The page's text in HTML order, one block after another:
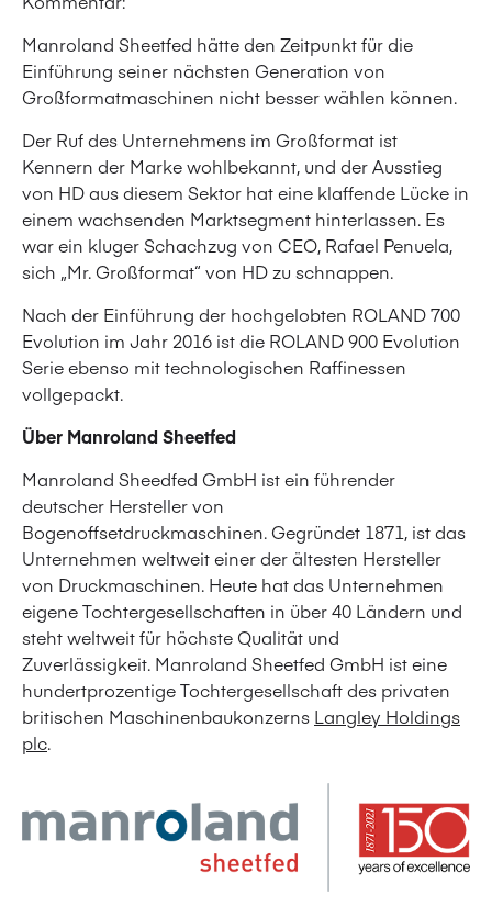
Manroland Sheetfed hätte den Zeitpunkt für die
Einführung seiner nächsten Generation von
Großformatmaschinen nicht besser wählen können.
Der Ruf des Unternehmens im Großformat ist
Kennern der Marke wohlbekannt, und der Ausstieg
von HD aus diesem Sektor hat eine klaffende Lücke in
einem wachsenden Marktsegment hinterlassen. Es
war ein kluger Schachzug von CEO, Rafael Penuela,
sich „Mr. Großformat“ von HD zu schnappen.
Nach der Einführung der hochgelobten ROLAND 700
Evolution im Jahr 2016 ist die ROLAND 900 Evolution
Serie ebenso mit technologischen Raffinessen
vollgepackt.
Über Manroland Sheetfed
Manroland Sheedfed GmbH ist ein führender
deutscher Hersteller von
Bogenoffsetdruckmaschinen. Gegründet 1871, ist das
Unternehmen weltweit einer der ältesten Hersteller
von Druckmaschinen. Heute hat das Unternehmen
eigene Tochtergesellschaften in über 40 Ländern und
steht weltweit für höchste Qualität und
Zuverlässigkeit. Manroland Sheetfed GmbH ist eine
hundertprozentige Tochtergesellschaft des privaten
britischen Maschinenbaukonzerns Langley Holdings
plc.